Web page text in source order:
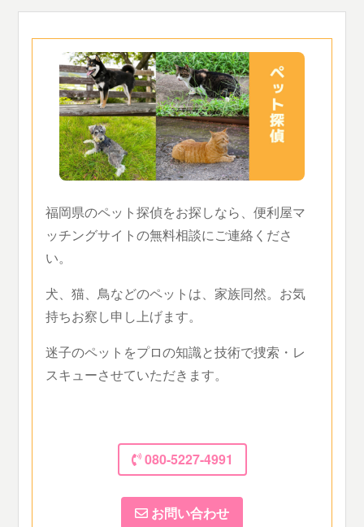
福岡県のペット探偵をお探しなら、便利屋マ
ッチングサイトの無料相談にご連絡くださ
い。
犬、猫、鳥などのペットは、家族同然。お気
持ちお察し申し上げます。
迷子のペットをプロの知識と技術で捜索・レ
スキューさせていただきます。
080-5227-4991
お問い合わせ